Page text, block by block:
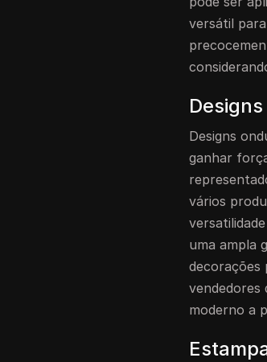
versátil
Designs
ganhar
vários
uma ampla
decorações
vendedores
moderno a